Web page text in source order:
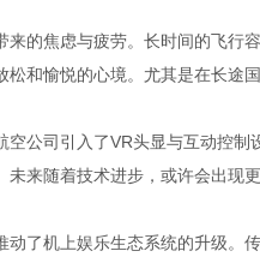
来的焦虑与疲劳。长时间的飞行
松和愉悦的心境。尤其是在长途
空公司引入了VR头显与互动控
未来随着技术进步，或许会出现
动了机上娱乐生态系统的升级。